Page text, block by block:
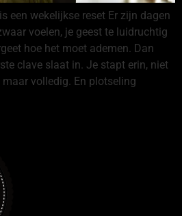
een wekelijkse reset Er zijn dagen
voelen, je geest te luidruchtig
hoe het moet ademen. Dan
clave slaat in. Je stapt erin, niet
volledig. En plotseling